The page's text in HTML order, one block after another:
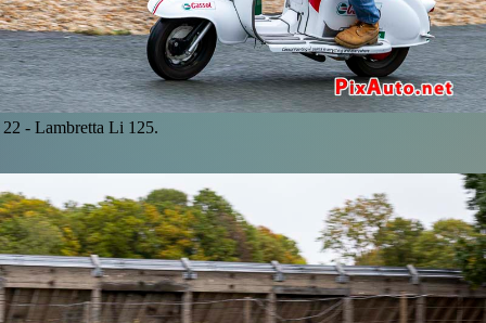
22 -Lambretta Li 125.